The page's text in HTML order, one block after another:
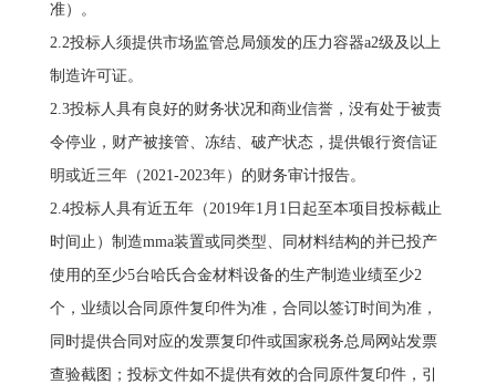
准）。
2.2投标人须提供市场监管总局颁发的压力容器a2级及以上
制造许可证。
2.3投标人具有良好的财务状况和商业信誉，没有处于被责
令停业，财产被接管、冻结、破产状态，提供银行资信证
明或近三年（2021-2023年）的财务审计报告。
2.4投标人具有近五年（2019年1月1日起至本项目投标截止
时间止）制造mma装置或同类型、同材料结构的并已投产
使用的至少5台哈氏合金材料设备的生产制造业绩至少2
个，业绩以合同原件复印件为准，合同以签订时间为准，
同时提供合同对应的发票复印件或国家税务总局网站发票
查验截图；投标文件如不提供有效的合同原件复印件，引